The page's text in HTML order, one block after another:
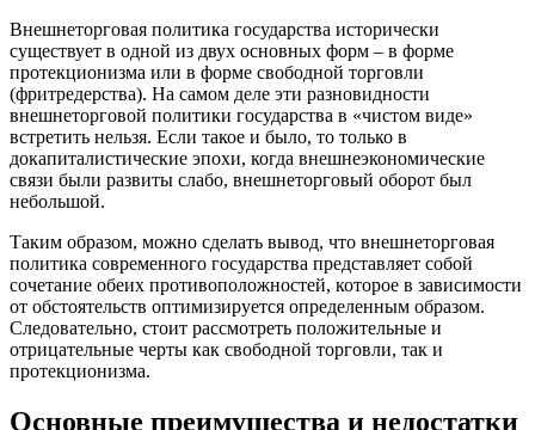
Внешнеторговая политика государства исторически
существует в одной из двух основных форм – в форме
протекционизма или в форме свободной торговли
(фритредерства). На самом деле эти разновидности
внешнеторговой политики государства в «чистом виде»
встретить нельзя. Если такое и было, то только в
докапиталистические эпохи, когда внешнеэкономические
связи были развиты слабо, внешнеторговый оборот был
небольшой.
Таким образом, можно сделать вывод, что внешнеторговая
политика современного государства представляет собой
сочетание обеих противоположностей, которое в зависимости
от обстоятельств оптимизируется определенным образом.
Следовательно, стоит рассмотреть положительные и
отрицательные черты как свободной торговли, так и
протекционизма.
Основные преимущества и недостатки